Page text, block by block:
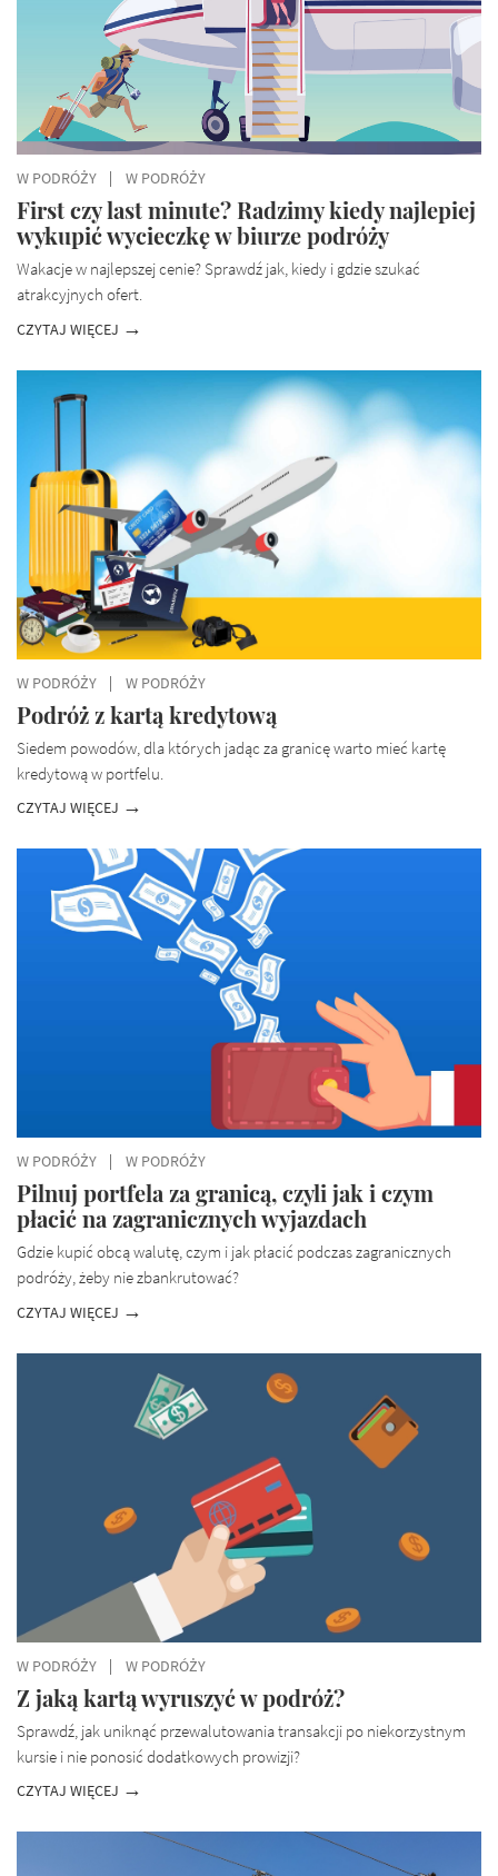
W PODRÓŻY W PODRÓŻY
First czy last minute? Radzimy kiedy najlepiej
wykupić wycieczkę w biurze podróży
Wakacje w najlepszej cenie? Sprawdź jak, kiedy i gdzie szukać
atrakcyjnych ofert.
CZYTAJ WIĘCEJ
W PODRÓŻY W PODRÓŻY
Podróż z kartą kredytową
Siedem powodów, dla których jadąc za granicę warto mieć kartę
kredytową w portfelu.
CZYTAJ WIĘCEJ
W PODRÓŻY W PODRÓŻY
Pilnuj portfela za granicą, czyli jak i czym
płacić na zagranicznych wyjazdach
Gdzie kupić obcą walutę, czym i jak płacić podczas zagranicznych
podróży, żeby nie zbankrutować?
CZYTAJ WIĘCEJ
W PODRÓŻY W PODRÓŻY
Z jaką kartą wyruszyć w podróż?
Sprawdź, jak uniknąć przewalutowania transakcji po niekorzystnym
kursie i nie ponosić dodatkowych prowizji?
CZYTAJ WIĘCEJ